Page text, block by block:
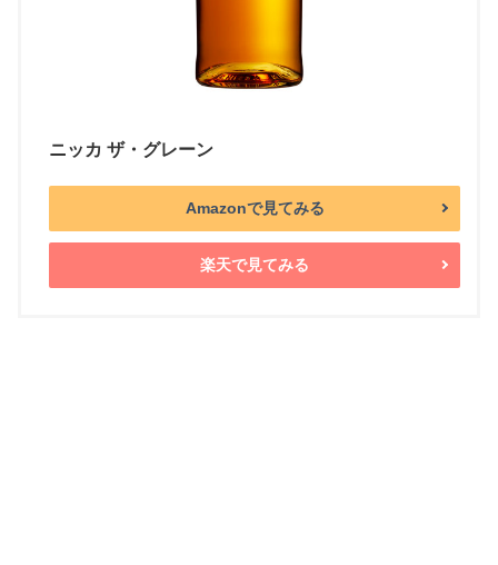
ニッカ ザ・グレーン
Amazonで見てみる
楽天で見てみる